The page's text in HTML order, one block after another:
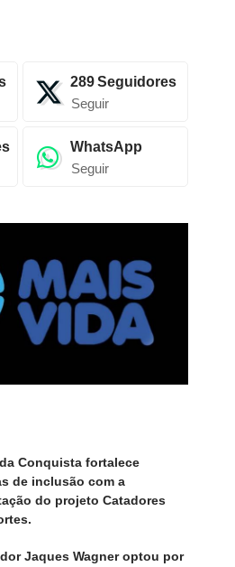
289Seguidores
Seguir
WhatsApp
Seguir
Conquista fortalece
de inclusão com a
do projeto Catadores
Jaques Wagner optou por